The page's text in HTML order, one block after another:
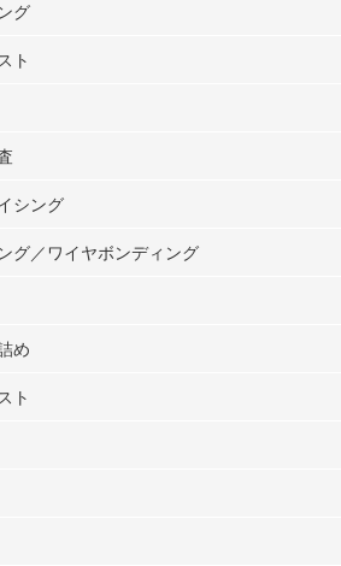
グ
ト
シング
グ／ワイヤボンディング
め
ト